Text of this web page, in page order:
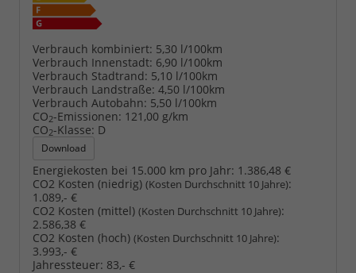
Verbrauch kombiniert: 5,30 l/100km
Verbrauch Innenstadt: 6,90 l/100km
Verbrauch Stadtrand: 5,10 l/100km
Verbrauch Landstraße: 4,50 l/100km
Verbrauch Autobahn: 5,50 l/100km
CO2-Emissionen: 121,00 g/km
CO2-Klasse: D
Download
Energiekosten bei 15.000 km pro Jahr: 1.386,48 €
CO2 Kosten (niedrig) (Kosten Durchschnitt 10 Jahre):
1.089,- €
CO2 Kosten (mittel) (Kosten Durchschnitt 10 Jahre):
2.586,38 €
CO2 Kosten (hoch) (Kosten Durchschnitt 10 Jahre):
3.993,- €
Jahressteuer: 83,- €